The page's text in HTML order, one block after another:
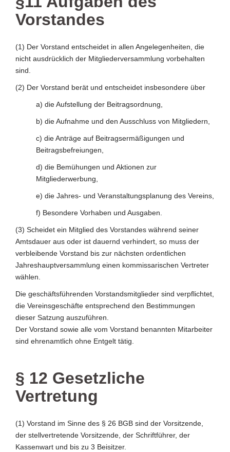
Vorstandes
(1) Der Vorstand entscheidet in allen Angelegenheiten, die
nicht ausdrücklich der Mitgliederversammlung vorbehalten
sind.
(2) Der Vorstand berät und entscheidet insbesondere über
a) die Aufstellung der Beitragsordnung,
b) die Aufnahme und den Ausschluss von Mitgliedern,
c) die Anträge auf Beitragsermäßigungen und
Beitragsbefreiungen,
d) die Bemühungen und Aktionen zur
Mitgliederwerbung,
e) die Jahres- und Veranstaltungsplanung des Vereins,
f) Besondere Vorhaben und Ausgaben.
(3) Scheidet ein Mitglied des Vorstandes während seiner
Amtsdauer aus oder ist dauernd verhindert, so muss der
verbleibende Vorstand bis zur nächsten ordentlichen
Jahreshauptversammlung einen kommissarischen Vertreter
wählen.
Die geschäftsführenden Vorstandsmitglieder sind verpflichtet,
die Vereinsgeschäfte entsprechend den Bestimmungen
dieser Satzung auszuführen.
Der Vorstand sowie alle vom Vorstand benannten Mitarbeiter
sind ehrenamtlich ohne Entgelt tätig.
§ 12 Gesetzliche
Vertretung
(1) Vorstand im Sinne des § 26 BGB sind der Vorsitzende,
der stellvertretende Vorsitzende, der Schriftführer, der
Kassenwart und bis zu 3 Beisitzer.